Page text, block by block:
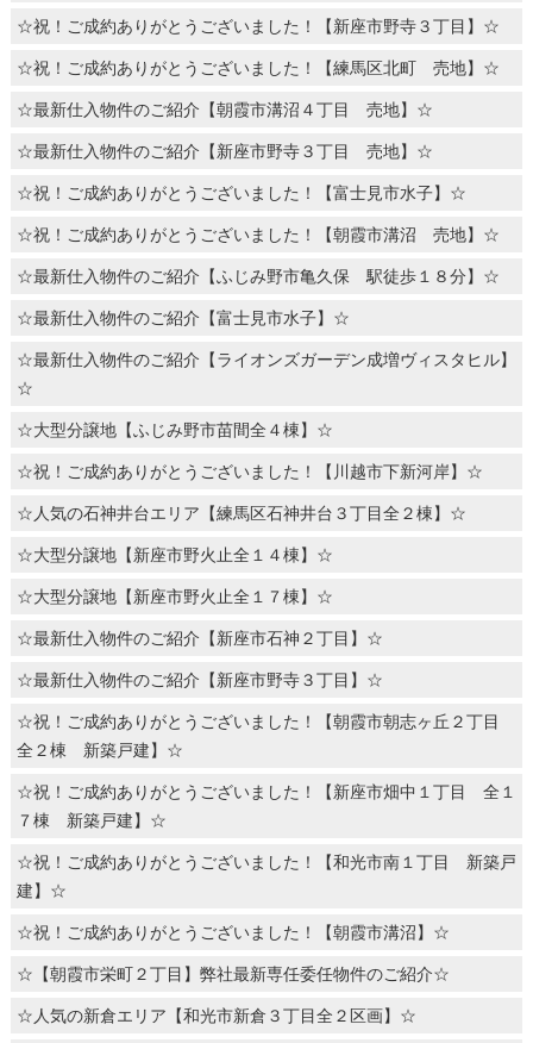
☆祝！ご成約ありがとうございました！【新座市野寺３丁目】☆
☆祝！ご成約ありがとうございました！【練馬区北町 売地】☆
☆最新仕入物件のご紹介【朝霞市溝沼４丁目 売地】☆
☆最新仕入物件のご紹介【新座市野寺３丁目 売地】☆
☆祝！ご成約ありがとうございました！【富士見市水子】☆
☆祝！ご成約ありがとうございました！【朝霞市溝沼 売地】☆
☆最新仕入物件のご紹介【ふじみ野市亀久保 駅徒歩１８分】☆
☆最新仕入物件のご紹介【富士見市水子】☆
☆最新仕入物件のご紹介【ライオンズガーデン成増ヴィスタヒル】
☆
☆大型分譲地【ふじみ野市苗間全４棟】☆
☆祝！ご成約ありがとうございました！【川越市下新河岸】☆
☆人気の石神井台エリア【練馬区石神井台３丁目全２棟】☆
☆大型分譲地【新座市野火止全１４棟】☆
☆大型分譲地【新座市野火止全１７棟】☆
☆最新仕入物件のご紹介【新座市石神２丁目】☆
☆最新仕入物件のご紹介【新座市野寺３丁目】☆
☆祝！ご成約ありがとうございました！【朝霞市朝志ヶ丘２丁目
全２棟 新築戸建】☆
☆祝！ご成約ありがとうございました！【新座市畑中１丁目 全１
７棟 新築戸建】☆
☆祝！ご成約ありがとうございました！【和光市南１丁目 新築戸
建】☆
☆祝！ご成約ありがとうございました！【朝霞市溝沼】☆
☆【朝霞市栄町２丁目】弊社最新専任委任物件のご紹介☆
☆人気の新倉エリア【和光市新倉３丁目全２区画】☆